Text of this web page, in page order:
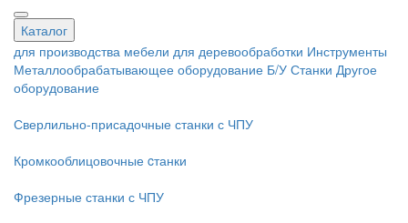
Каталог
для производства мебели для деревообработки Инструменты
Металлообрабатывающее оборудование Б/У Станки Другое
оборудование
Сверлильно-присадочные станки с ЧПУ
Кромкооблицовочные cтанки
Фрезерные станки с ЧПУ